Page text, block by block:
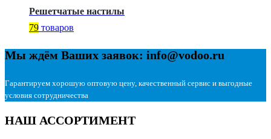
Решетчатые настилы
79 товаров
Мы ждём Ваших заявок: info@vodoo.ru
Гарантируем хорошую оптовую цену, качественный сервис и выгодные
условия сотрудничества
НАШ АССОРТИМЕНТ